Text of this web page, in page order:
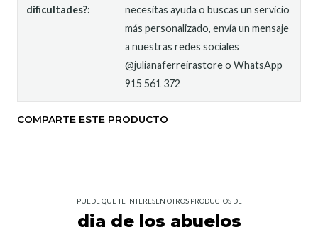
dificultades?:
necesitas ayuda o buscas un servicio
más personalizado, envía un mensaje
a nuestras redes sociales
@julianaferreirastore o WhatsApp
915 561 372
COMPARTE ESTE PRODUCTO
PUEDE QUE TE INTERESEN OTROS PRODUCTOS DE
dia de los abuelos